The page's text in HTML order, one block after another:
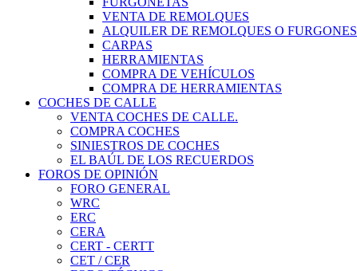
VENTA DE REMOLQUES
ALQUILER DE REMOLQUES O FURGONES
CARPAS
HERRAMIENTAS
COMPRA DE VEHÍCULOS
COMPRA DE HERRAMIENTAS
COCHES DE CALLE
VENTA COCHES DE CALLE.
COMPRA COCHES
SINIESTROS DE COCHES
EL BAÚL DE LOS RECUERDOS
FOROS DE OPINIÓN
FORO GENERAL
WRC
ERC
CERA
CERT - CERTT
CET / CER